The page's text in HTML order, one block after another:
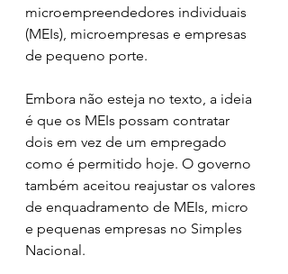
microempreendedores individuais
(MEIs), microempresas e empresas
de pequeno porte.
Embora não esteja no texto, a ideia
é que os MEIs possam contratar
dois em vez de um empregado
como é permitido hoje. O governo
também aceitou reajustar os valores
de enquadramento de MEIs, micro
e pequenas empresas no Simples
Nacional.